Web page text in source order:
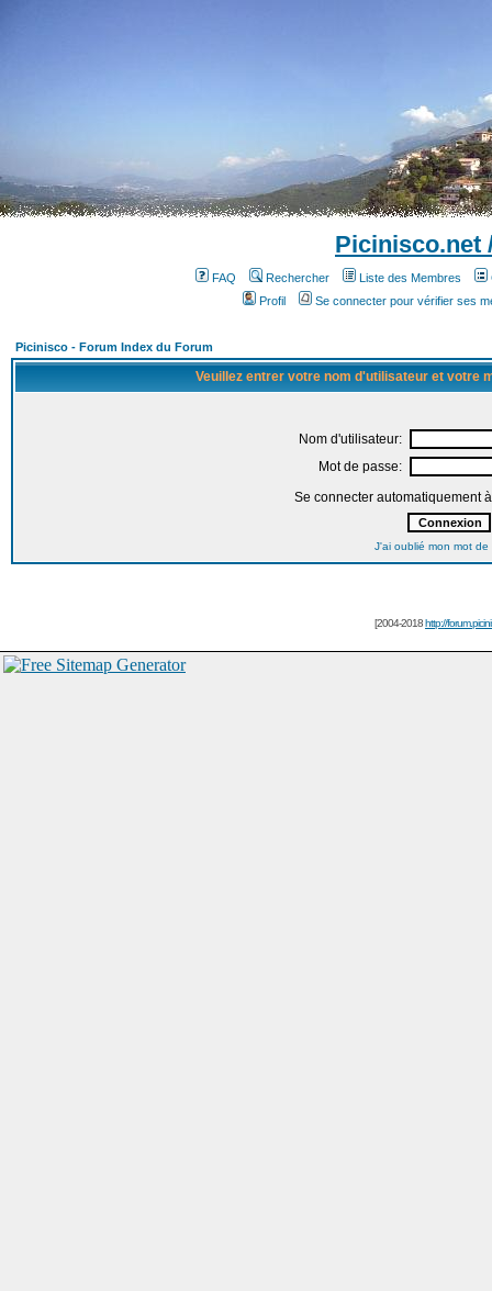
Picinisco.net
FAQ Rechercher Liste des Membres
Profil
Se connecter pour vérifier ses
Picinisco - Forum Index du Forum
Veuillez entrer votre nom d'utilisateur et votre
Nom d'utilisateur:
Mot de passe:
Se connecter automatiquement
J'ai oublié mon mot de
[2004-2018http://